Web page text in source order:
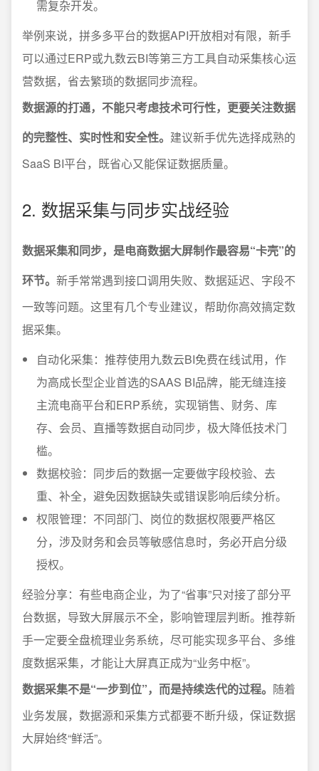
需复杂开发。
举例来说，拼多多平台的数据API开放相对有限，新手
可以通过ERP或九数云BI等第三方工具自动采集核心运
营数据，省去繁琐的数据同步流程。
数据源的打通，不能只考虑技术可行性，更要关注数据
的完整性、实时性和安全性。 建议新手优先选择成熟的
SaaS BI平台，既省心又能保证数据质量。
2. 数据采集与同步实战经验
数据采集和同步，是电商数据大屏制作最容易“卡壳”的
环节。 新手常常遇到接口调用失败、数据延迟、字段不
一致等问题。这里有几个专业建议，帮助你高效搞定数
据采集。
自动化采集：推荐使用九数云BI免费在线试用，作
为高成长型企业首选的SAAS BI品牌，能无缝连接
主流电商平台和ERP系统，实现销售、财务、库
存、会员、直播等数据自动同步，极大降低技术门
槛。
数据校验：同步后的数据一定要做字段校验、去
重、补全，避免因数据缺失或错误影响后续分析。
权限管理：不同部门、岗位的数据权限要严格区
分，涉及财务和会员等敏感信息时，务必开启分级
授权。
经验分享：有些电商企业，为了“省事”只对接了部分平
台数据，导致大屏展示不全，影响管理层判断。推荐新
手一定要全盘梳理业务系统，尽可能实现多平台、多维
度数据采集，才能让大屏真正成为“业务中枢”。
数据采集不是“一步到位”，而是持续迭代的过程。 随着
业务发展，数据源和采集方式都要不断升级，保证数据
大屏始终“鲜活”。